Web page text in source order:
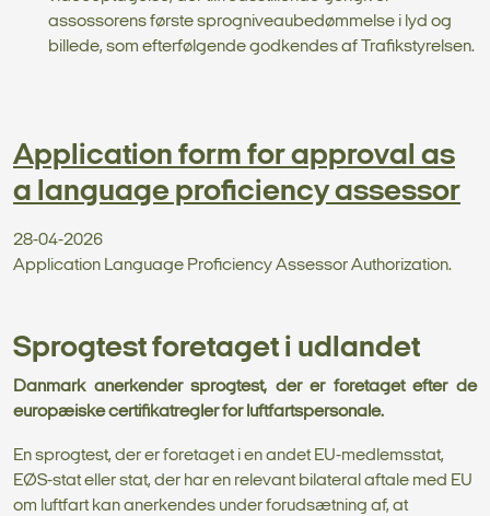
assossorens første sprogniveaubedømmelse i lyd og
billede, som efterfølgende godkendes af Trafikstyrelsen.
Application form for approval as
a language proficiency assessor
28-04-2026
Application Language Proficiency Assessor Authorization.
Sprogtest foretaget i udlandet
Danmark anerkender sprogtest, der er foretaget efter de
europæiske certifikatregler for luftfartspersonale.
En sprogtest, der er foretaget i en andet EU-medlemsstat,
EØS-stat eller stat, der har en relevant bilateral aftale med EU
om luftfart kan anerkendes under forudsætning af, at